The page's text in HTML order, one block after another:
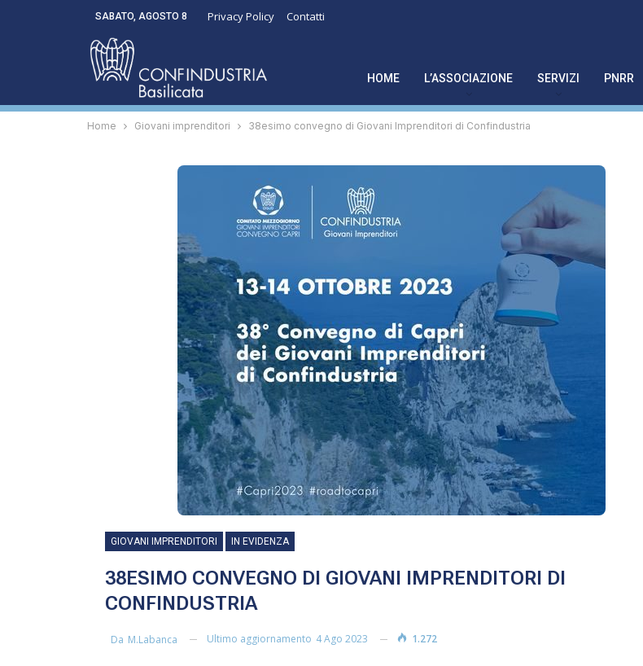
SABATO, AGOSTO 8 Privacy Policy Contatti
HOME L’ASSOCIAZIONE SERVIZI PNRR
Home Giovani imprenditori 38esimo convegno di Giovani Imprenditori di Confindustria
GIOVANI IMPRENDITORI IN EVIDENZA
38ESIMO CONVEGNO DI GIOVANI IMPRENDITORI DI
CONFINDUSTRIA
Da M.labanca Ultimo aggiornamento 4 Ago 2023 1.272